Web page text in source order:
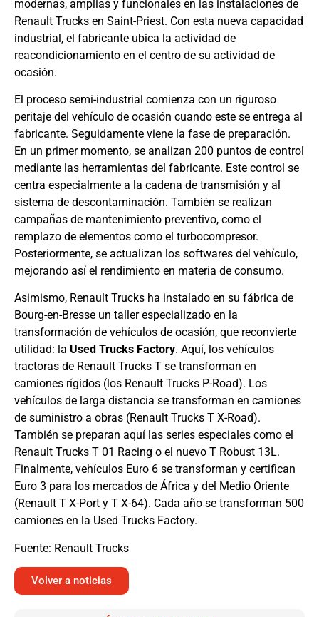
modernas, amplias y funcionales en las instalaciones de
Renault Trucks en Saint-Priest. Con esta nueva capacidad
industrial, el fabricante ubica la actividad de
reacondicionamiento en el centro de su actividad de
ocasión.
El proceso semi-industrial comienza con un riguroso
peritaje del vehículo de ocasión cuando este se entrega al
fabricante. Seguidamente viene la fase de preparación.
En un primer momento, se analizan 200 puntos de control
mediante las herramientas del fabricante. Este control se
centra especialmente a la cadena de transmisión y al
sistema de descontaminación. También se realizan
campañas de mantenimiento preventivo, como el
remplazo de elementos como el turbocompresor.
Posteriormente, se actualizan los softwares del vehículo,
mejorando así el rendimiento en materia de consumo.
Asimismo, Renault Trucks ha instalado en su fábrica de
Bourg-en-Bresse un taller especializado en la
transformación de vehículos de ocasión, que reconvierte
utilidad: la Used Trucks Factory. Aquí, los vehículos
tractoras de Renault Trucks T se transforman en
camiones rígidos (los Renault Trucks P-Road). Los
vehículos de larga distancia se transforman en camiones
de suministro a obras (Renault Trucks T X-Road).
También se preparan aquí las series especiales como el
Renault Trucks T 01 Racing o el nuevo T Robust 13L.
Finalmente, vehículos Euro 6 se transforman y certifican
Euro 3 para los mercados de África y del Medio Oriente
(Renault T X-Port y T X-64). Cada año se transforman 500
camiones en la Used Trucks Factory.
Fuente: Renault Trucks
Volver a noticias